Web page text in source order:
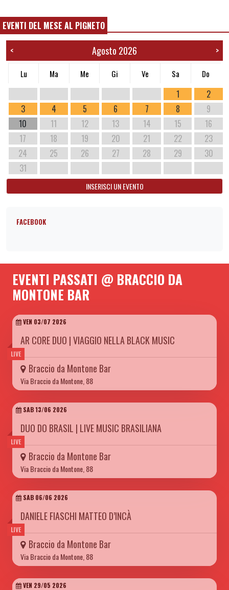
EVENTI DEL MESE AL PIGNETO
< Agosto 2026 >
Lu Ma Me Gi Ve Sa Do
1
2
3
4 5 6 7 8
9
10
11 12 13 14 15
16
17
18 19 20 21 22
23
24
25 26 27 28 29
30
31
INSERISCI UN EVENTO
FACEBOOK
EVENTI PASSATI @ BRACCIO DA
MONTONE BAR
LIVE
VEN 03/07 2026
AR CORE DUO | VIAGGIO NELLA BLACK MUSIC
Braccio da Montone Bar
Via Braccio da Montone, 88
LIVE
SAB 13/06 2026
DUO DO BRASIL | LIVE MUSIC BRASILIANA
Braccio da Montone Bar
Via Braccio da Montone, 88
LIVE
SAB 06/06 2026
DANIELE FIASCHI MATTEO D’INCÀ
Braccio da Montone Bar
Via Braccio da Montone, 88
VEN 29/05 2026